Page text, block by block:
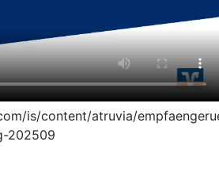
is/content/atruvia/
202509